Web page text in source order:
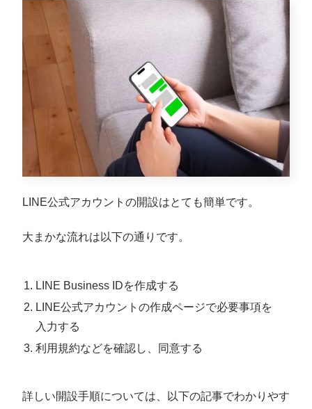
LINE公式アカウントの開設はとても簡単です。
大まかな流れは以下の通りです。
LINE Business IDを作成する
LINE公式アカウントの作成ページで必要事項を
入力する
利用規約などを確認し、同意する
詳しい開設手順については、以下の記事でわかりやす